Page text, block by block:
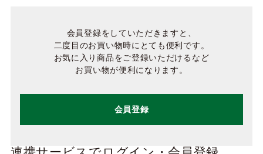
会員登録をしていただきますと、
二度目のお買い物時にとても便利です。
お気に入り商品をご登録いただけるなど
お買い物が便利になります。
会員登録